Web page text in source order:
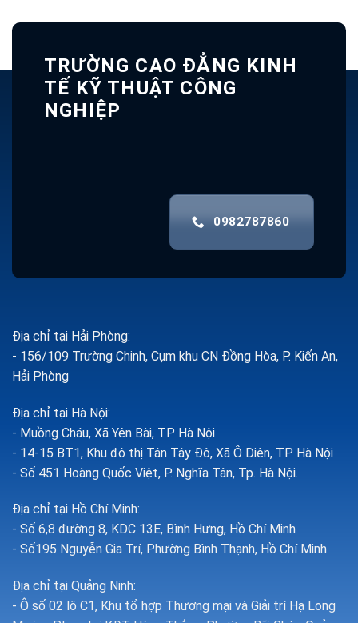
TRƯỜNG CAO ĐẲNG KINH
TẾ KỸ THUẬT CÔNG
NGHIỆP
0982787860
Địa chỉ tại Hải Phòng:
- 156/109 Trường Chinh, Cụm khu CN Đồng Hòa, P. Kiến An,
Hải Phòng
Địa chỉ tại Hà Nội:
- Muồng Cháu, Xã Yên Bài, TP Hà Nội
- 14-15 BT1, Khu đô thị Tân Tây Đô, Xã Ô Diên, TP Hà Nội
- Số 451 Hoàng Quốc Việt, P. Nghĩa Tân, Tp. Hà Nội.
Địa chỉ tại Hồ Chí Minh:
- Số 6,8 đường 8, KDC 13E, Bình Hưng, Hồ Chí Minh
- Số195 Nguyễn Gia Trí, Phường Bình Thạnh, Hồ Chí Minh
Địa chỉ tại Quảng Ninh:
- Ô số 02 lô C1, Khu tổ hợp Thương mại và Giải trí Hạ Long